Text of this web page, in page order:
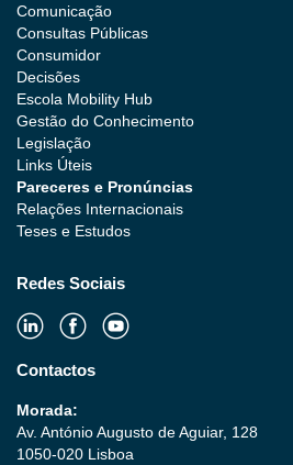
Comunicação
Consultas Públicas
Consumidor
Decisões
Escola Mobility Hub
Gestão do Conhecimento
Legislação
Links Úteis
Pareceres e Pronúncias
Relações Internacionais
Teses e Estudos
Redes Sociais
Contactos
Morada:
Av. António Augusto de Aguiar, 128
1050-020 Lisboa